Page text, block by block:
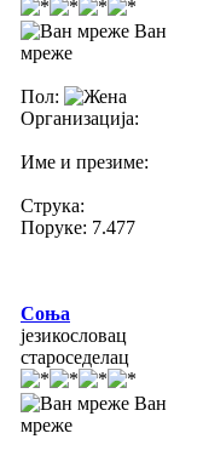
Ван
мреже
Пол:
Организација:
Име и презиме:
Струка:
Поруке: 7.477
Соња
језикословац
староседелац
Ван
мреже